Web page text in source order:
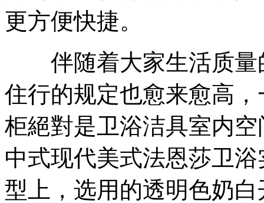
更方便快捷。
伴随着大家生活质量
住行的规定也愈来愈高
柜絕對是卫浴洁具室内
中式现代美式法恩莎卫
型上，选用的透明色奶